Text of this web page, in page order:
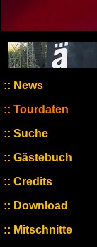
News
Tourdaten
Suche
Gästebuch
Credits
Download
Mitschnitte